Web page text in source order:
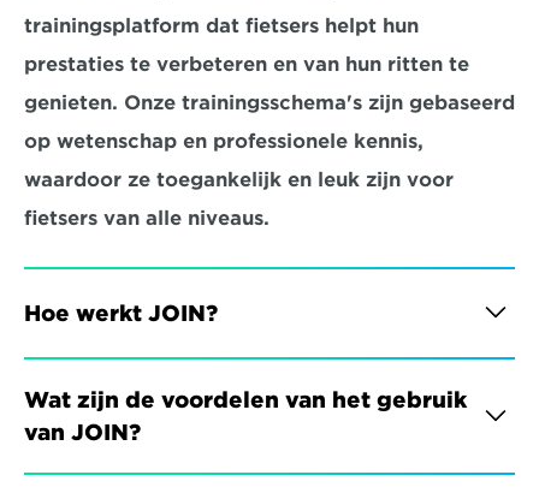
trainingsplatform dat fietsers helpt hun
prestaties te verbeteren en van hun ritten te
genieten. Onze trainingsschema's zijn gebaseerd
op wetenschap en professionele kennis,
waardoor ze toegankelijk en leuk zijn voor
fietsers van alle niveaus.
Hoe werkt JOIN?
Wat zijn de voordelen van het gebruik
van JOIN?